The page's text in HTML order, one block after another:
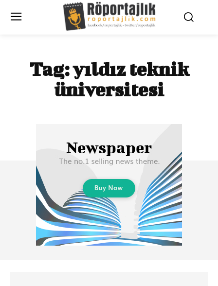
Tag:yıldız teknik
üniversitesi